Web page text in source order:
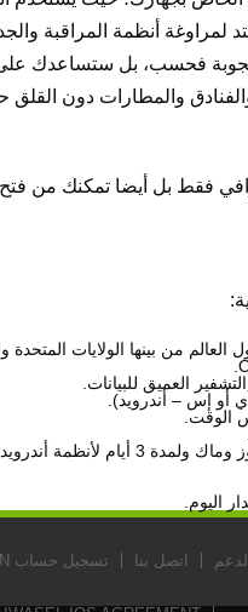
لمراوغة أنظمة المراقبة
فحسب، بل ستساعدك
والفنادق والمطارات دون
فقط بل أيضا تمكنك من
أو إس – أندرويد).
اليوم.
الدعم اتصل بنا تسجيل حساب VPN جديد